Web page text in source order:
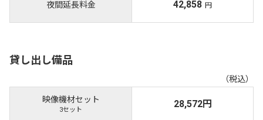
夜間延長料金 42,858 円
貸し出し備品
（税込）
映像機材セット
3セット
28,572円